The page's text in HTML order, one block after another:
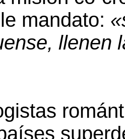
mandato:
llenen